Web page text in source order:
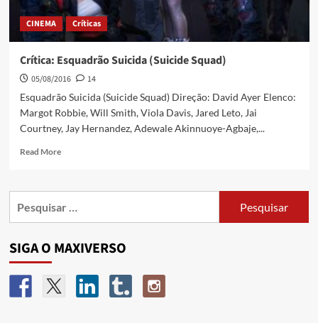
CINEMA Críticas
Crítica: Esquadrão Suicida (Suicide Squad)
05/08/2016
14
Esquadrão Suicida (Suicide Squad) Direção: David Ayer Elenco:
Margot Robbie, Will Smith, Viola Davis, Jared Leto, Jai
Courtney, Jay Hernandez, Adewale Akinnuoye-Agbaje,...
Read More
SIGA O MAXIVERSO